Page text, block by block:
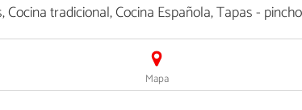
Cocina tradicional, Cocina Española, Tapas -
Mapa